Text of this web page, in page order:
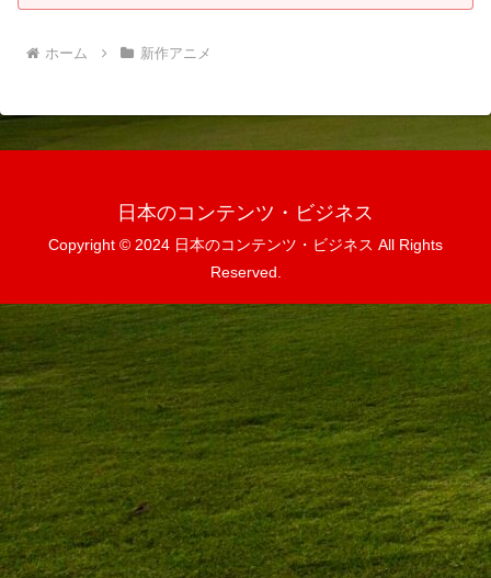
ホーム 新作アニメ
日本のコンテンツ・ビジネス
Copyright © 2024 日本のコンテンツ・ビジネス All Rights
Reserved.